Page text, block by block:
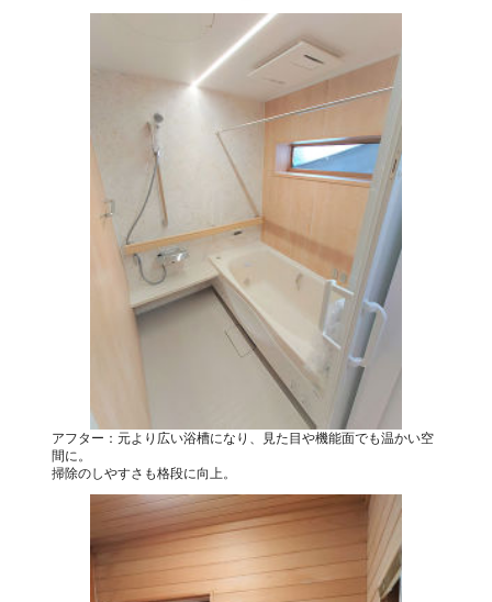
アフター：元より広い浴槽になり、見た目や機能面でも温かい空
間に。
掃除のしやすさも格段に向上。